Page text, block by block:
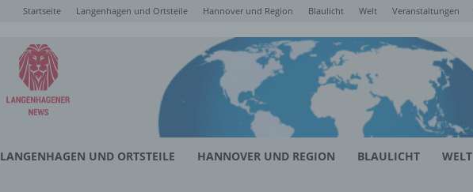
Startseite Langenhagen und Ortsteile Hannover und Region Blaulicht Welt Veranstaltungen
Langenhagener
News
LANGENHAGEN UND ORTSTEILE HANNOVER UND REGION BLAULICHT WELT